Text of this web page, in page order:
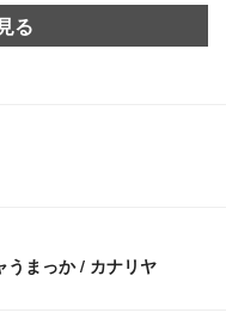
る
うまっか / カナリヤ